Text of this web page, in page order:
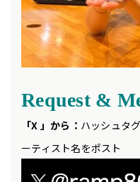
Request &
「X 」から： ハッシュタ
ーティスト名をポスト